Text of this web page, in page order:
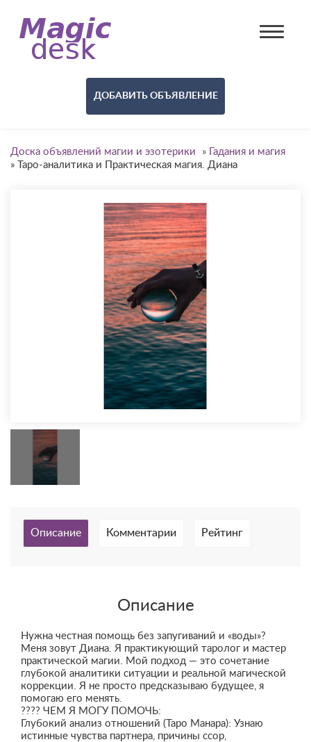
ДОБАВИТЬ ОБЪЯВЛЕНИЕ
Доска объявлений магии и эзотерики »
Гадания и магия
»
Таро-аналитика и Практическая магия. Диана
Описание Комментарии Рейтинг
Описание
Нужна честная помощь без запугиваний и «воды»?
Меня зовут Диана. Я практикующий таролог и мастер
практической магии. Мой подход — это сочетание
глубокой аналитики ситуации и реальной магической
коррекции. Я не просто предсказываю будущее, я
помогаю его менять.
​???? ЧЕМ Я МОГУ ПОМОЧЬ:
​Глубокий анализ отношений (Таро Манара): Узнаю
истинные чувства партнера, причины ссор,